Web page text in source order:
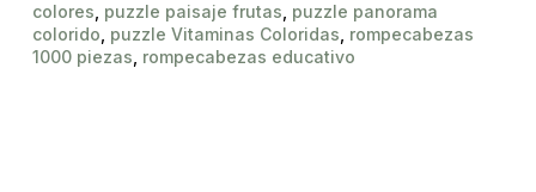
colores puzzle paisaje frutas puzzle panorama
colorido puzzle Vitaminas Coloridas rompecabezas
1000 piezas rompecabezas educativo